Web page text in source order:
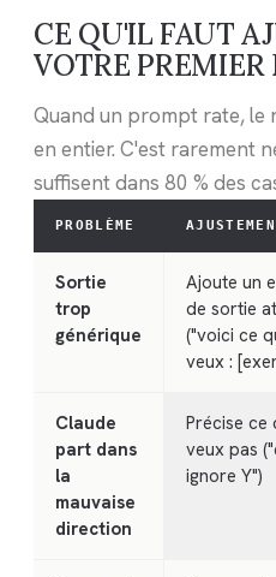
CE QU'IL FAUT
VOTRE PREMIER
Quand un prompt rate, le
en entier. C'est rarement
suffisent dans 80 % des
PROBLÈME
Sortie
trop
générique
Ajoute un
de sortie
("voici ce
veux :
Claude
part dans
la
mauvaise
direction
Précise ce
veux pas
ignore Y")